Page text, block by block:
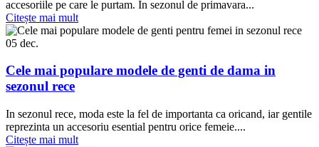
accesoriile pe care le purtam. In sezonul de primavara...
Citește mai mult
05 dec.
Cele mai populare modele de genti de dama in
sezonul rece
In sezonul rece, moda este la fel de importanta ca oricand, iar gentile
reprezinta un accesoriu esential pentru orice femeie....
Citește mai mult